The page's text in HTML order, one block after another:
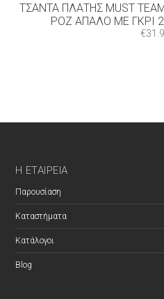
ΤΣΆΝΤΑ ΠΛΆΤΗΣ MUST
ΡΟΖ ΑΠΑΛΌ ΜΕ ΓΚΡΙ
€
Η ΕΤΑΙΡΕΊΑ
Παρουσίαση
Καταστήματα
Κατάλογοι
Blog